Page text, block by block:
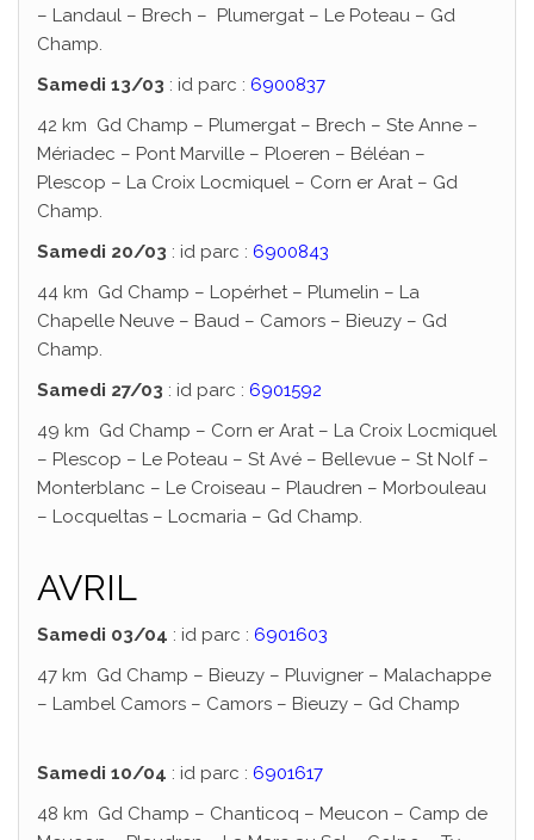
– Landaul – Brech – Plumergat – Le Poteau – Gd
Champ.
Samedi 13/03 : id parc : 6900837
42 km Gd Champ – Plumergat – Brech – Ste Anne –
Mériadec – Pont Marville – Ploeren – Béléan –
Plescop – La Croix Locmiquel – Corn er Arat – Gd
Champ.
Samedi 20/03 : id parc : 6900843
44 km Gd Champ – Lopérhet – Plumelin – La
Chapelle Neuve – Baud – Camors – Bieuzy – Gd
Champ.
Samedi 27/03 : id parc : 6901592
49 km Gd Champ – Corn er Arat – La Croix Locmiquel
– Plescop – Le Poteau – St Avé – Bellevue – St Nolf –
Monterblanc – Le Croiseau – Plaudren – Morbouleau
– Locqueltas – Locmaria – Gd Champ.
AVRIL
Samedi 03/04 : id parc : 6901603
47 km Gd Champ – Bieuzy – Pluvigner – Malachappe
– Lambel Camors – Camors – Bieuzy – Gd Champ
Samedi 10/04 : id parc : 6901617
48 km Gd Champ – Chanticoq – Meucon – Camp de